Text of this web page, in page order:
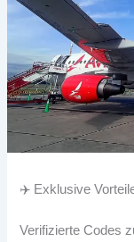
✈️ Exklusive
Verifizierte Codes